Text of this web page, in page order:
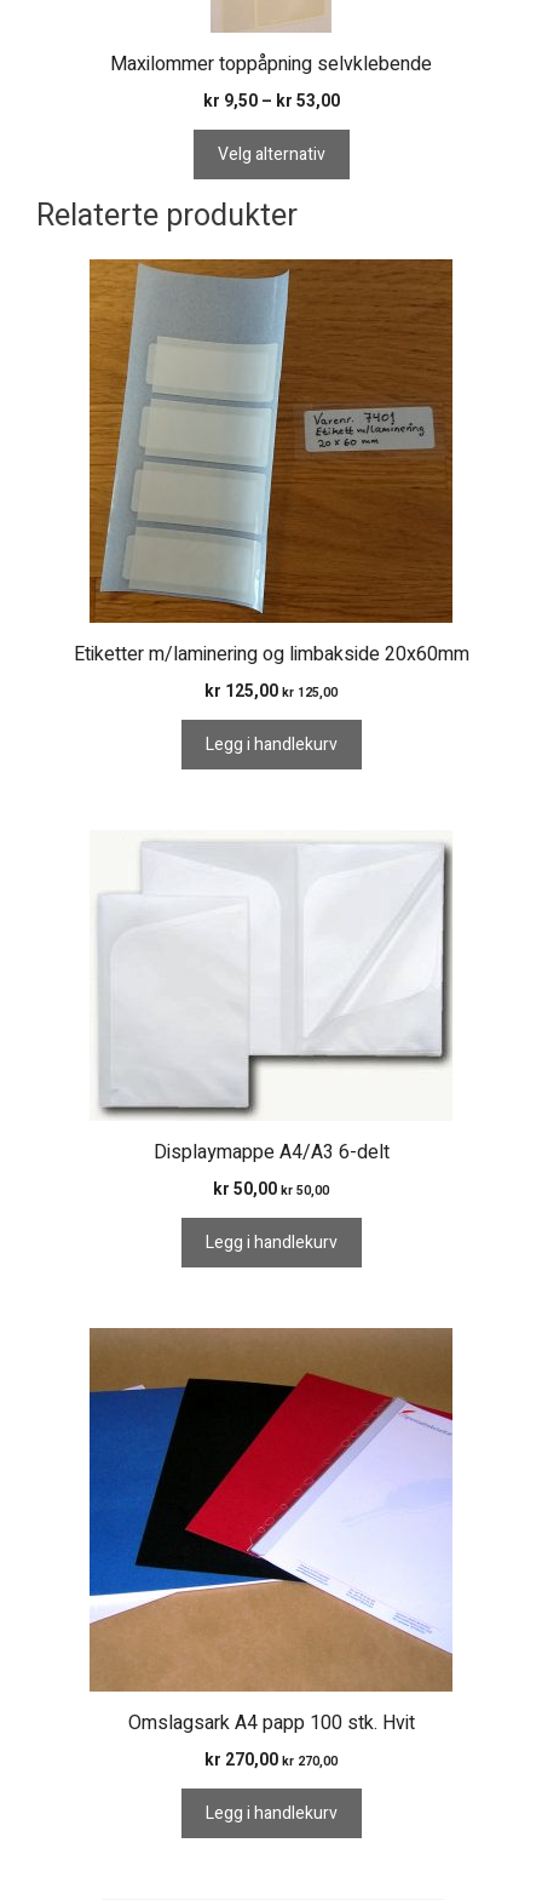
Maxilommer toppåpning selvklebende
kr 9,50 – kr 53,00Prisområde:
Velg alternativ
Relaterte produkter
Etiketter m/laminering og limbakside 20x60mm
kr 125,00 kr 125,00
Legg i handlekurv
Displaymappe A4/A3 6-delt
kr 50,00 kr 50,00
Legg i handlekurv
Omslagsark A4 papp 100 stk. Hvit
kr 270,00 kr 270,00
Legg i handlekurv